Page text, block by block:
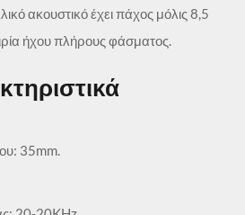
ακουστικό έχει πάχος μόλις 8,5
ήχου πλήρους φάσματος.
35mm.